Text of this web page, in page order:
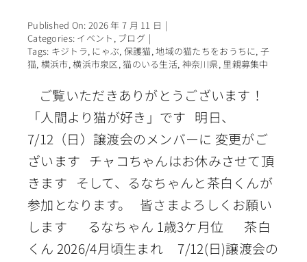
Published On: 2026 年 7 月 11 日 |
Categories: イベント , ブログ |
Tags: キジトラ, にゃぶ, 保護猫,地域の猫たちをおうちに,子
猫, 横浜市,横浜市泉区,猫のいる生活, 神奈川県, 里親募集中
ご覧いただきありがとうございます！
「人間より猫が好き」です 明日、
7/12（日）譲渡会のメンバーに 変更がご
ざいます チャコちゃんはお休みさせて頂
きます そして、るなちゃんと茶白くんが
参加となります。 皆さまよろしくお願い
します るなちゃん 1歳3ケ月位 茶白
くん 2026/4月頃生まれ 7/12(日)譲渡会の